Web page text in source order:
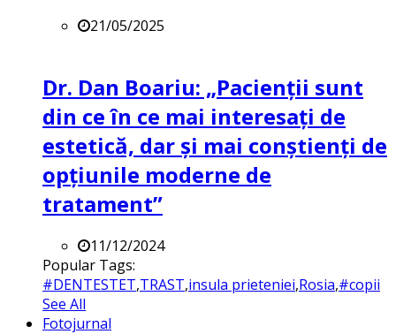
21/05/2025
Dr. Dan Boariu: „Pacienții sunt
din ce în ce mai interesați de
estetică, dar și mai conștienți de
opțiunile moderne de
tratament”
11/12/2024
Popular Tags:
#DENTESTET,TRAST,insula prieteniei,Rosia,#copii
See All
Fotojurnal